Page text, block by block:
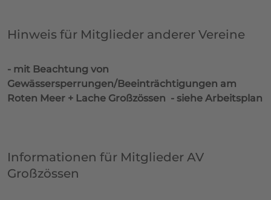
Hinweis für Mitglieder anderer Vereine
- mit Beachtung von
Gewässersperrungen/Beeinträchtigungen am
Roten Meer + Lache Großzössen - siehe Arbeitsplan
Informationen für Mitglieder AV
Großzössen